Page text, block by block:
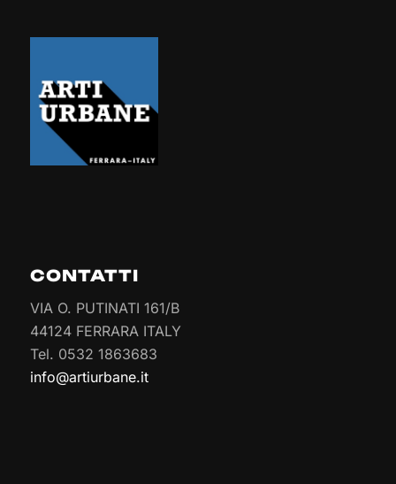
CONTATTI
VIA O. PUTINATI 161/B
44124 FERRARA ITALY
Tel. 0532 1863683
info@artiurbane.it